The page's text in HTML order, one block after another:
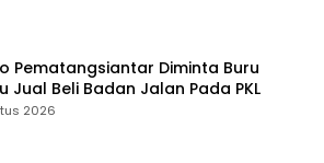
Pematangsiantar Diminta Buru
Jual Beli Badan Jalan Pada PKL
2026